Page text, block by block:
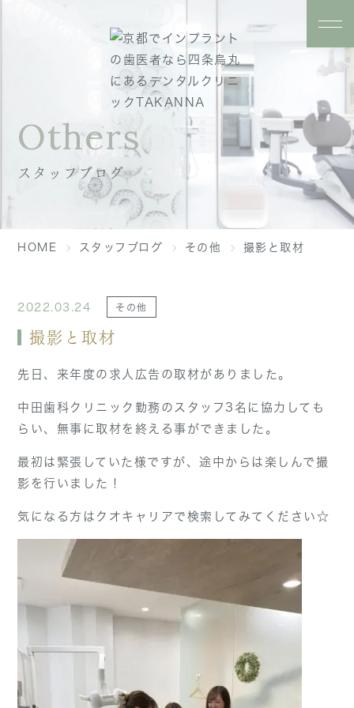
Others
スタッフブログ
HOME スタッフブログ その他 撮影と取材
2022.03.24 その他
撮影と取材
先日、来年度の求人広告の取材がありました。
中田歯科クリニック勤務のスタッフ3名に協力しても
らい、無事に取材を終える事ができました。
最初は緊張していた様ですが、途中からは楽しんで撮
影を行いました！
気になる方はクオキャリアで検索してみてください☆